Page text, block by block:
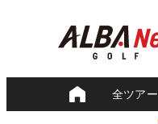
全ツアー